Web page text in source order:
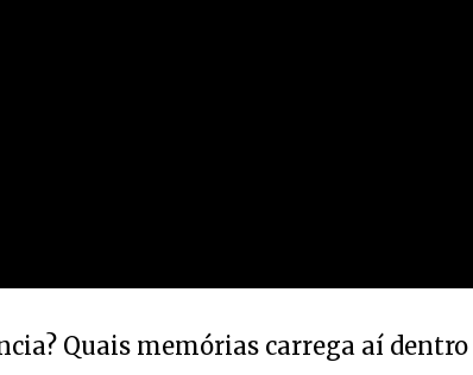
Quais memórias carrega aí dentro